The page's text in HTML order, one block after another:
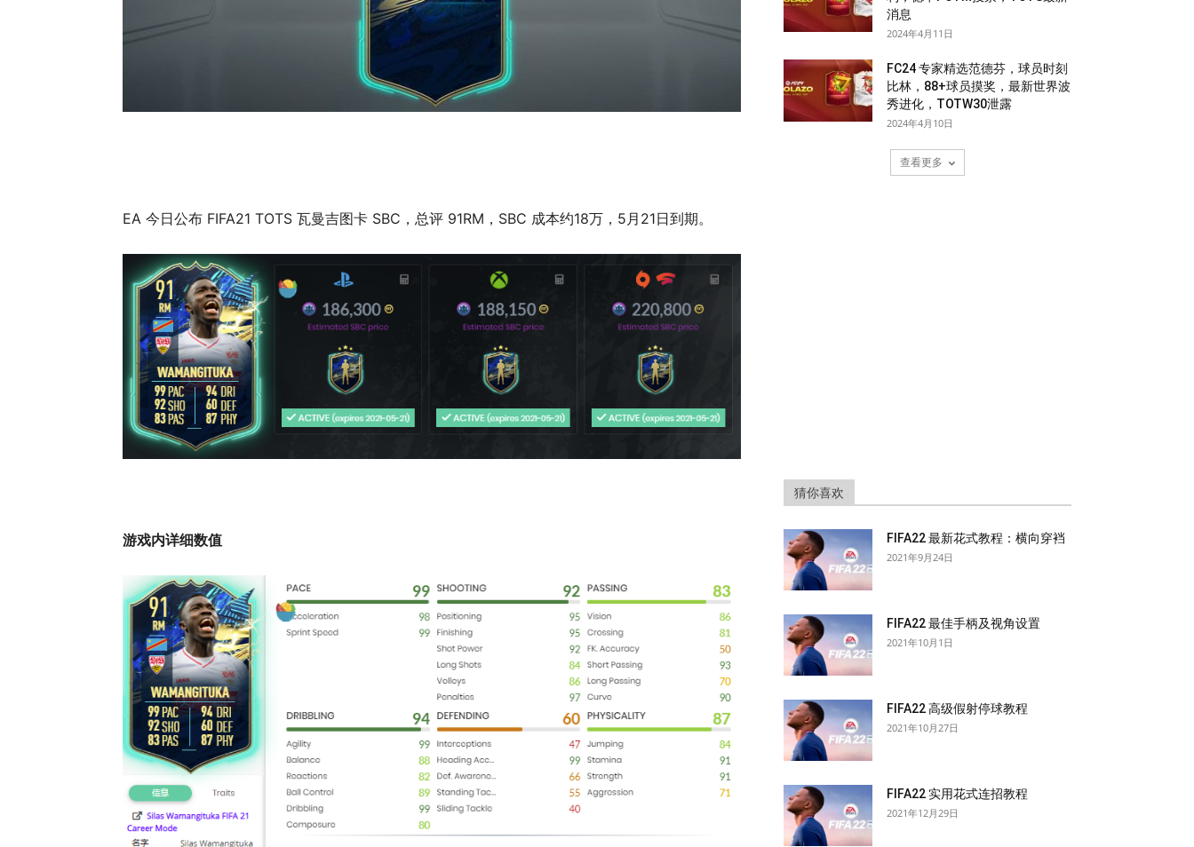
EA 今日公布 FIFA21 TOTS 瓦曼吉图卡 SBC，总评 91RM，SBC 成本约18万，5月21日到期。
游戏内详细数值
消息
2024年4月11日
FC24 专家精选范德芬，球员时刻
比林，88+球员摸奖，最新世界波
秀进化，TOTW30泄露
2024年4月10日
查看更多
猜你喜欢
FIFA22 最新花式教程：横向穿裆
2021年9月24日
FIFA22 最佳手柄及视角设置
2021年10月1日
FIFA22 高级假射停球教程
2021年10月27日
FIFA22 实用花式连招教程
2021年12月29日